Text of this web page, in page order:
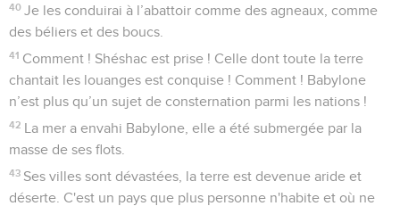
40 Je les conduirai à l’abattoir comme des agneaux, comme
des béliers et des boucs.
41 Comment ! Shéshac est prise ! Celle dont toute la terre
chantait les louanges est conquise ! Comment ! Babylone
n’est plus qu’un sujet de consternation parmi les nations !
42 La mer a envahi Babylone, elle a été submergée par la
masse de ses flots.
43 Ses villes sont dévastées, la terre est devenue aride et
déserte. C'est un pays que plus personne n'habite et où ne